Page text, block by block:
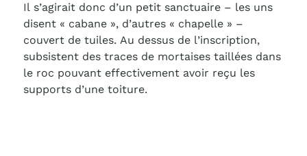
Il s’agirait donc d’un petit sanctuaire – les uns
disent « cabane », d’autres « chapelle » –
couvert de tuiles. Au dessus de l’inscription,
subsistent des traces de mortaises taillées dans
le roc pouvant effectivement avoir reçu les
supports d’une toiture.